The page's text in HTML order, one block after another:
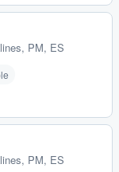
PM, ES
PM, ES